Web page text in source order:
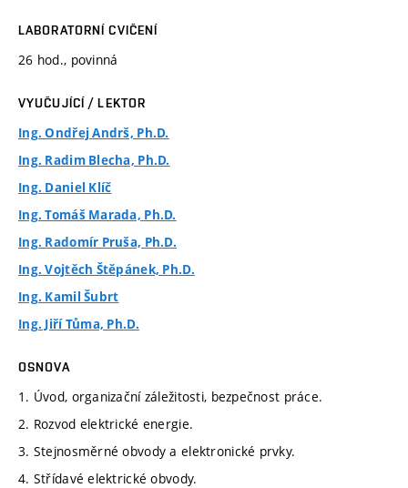
LABORATORNÍ CVIČENÍ
26 hod., povinná
VYUČUJÍCÍ / LEKTOR
Ing. Ondřej Andrš, Ph.D.
Ing. Radim Blecha, Ph.D.
Ing. Daniel Klíč
Ing. Tomáš Marada, Ph.D.
Ing. Radomír Pruša, Ph.D.
Ing. Vojtěch Štěpánek, Ph.D.
Ing. Kamil Šubrt
Ing. Jiří Tůma, Ph.D.
OSNOVA
1. Úvod, organizační záležitosti, bezpečnost práce.
2. Rozvod elektrické energie.
3. Stejnosměrné obvody a elektronické prvky.
4. Střídavé elektrické obvody.